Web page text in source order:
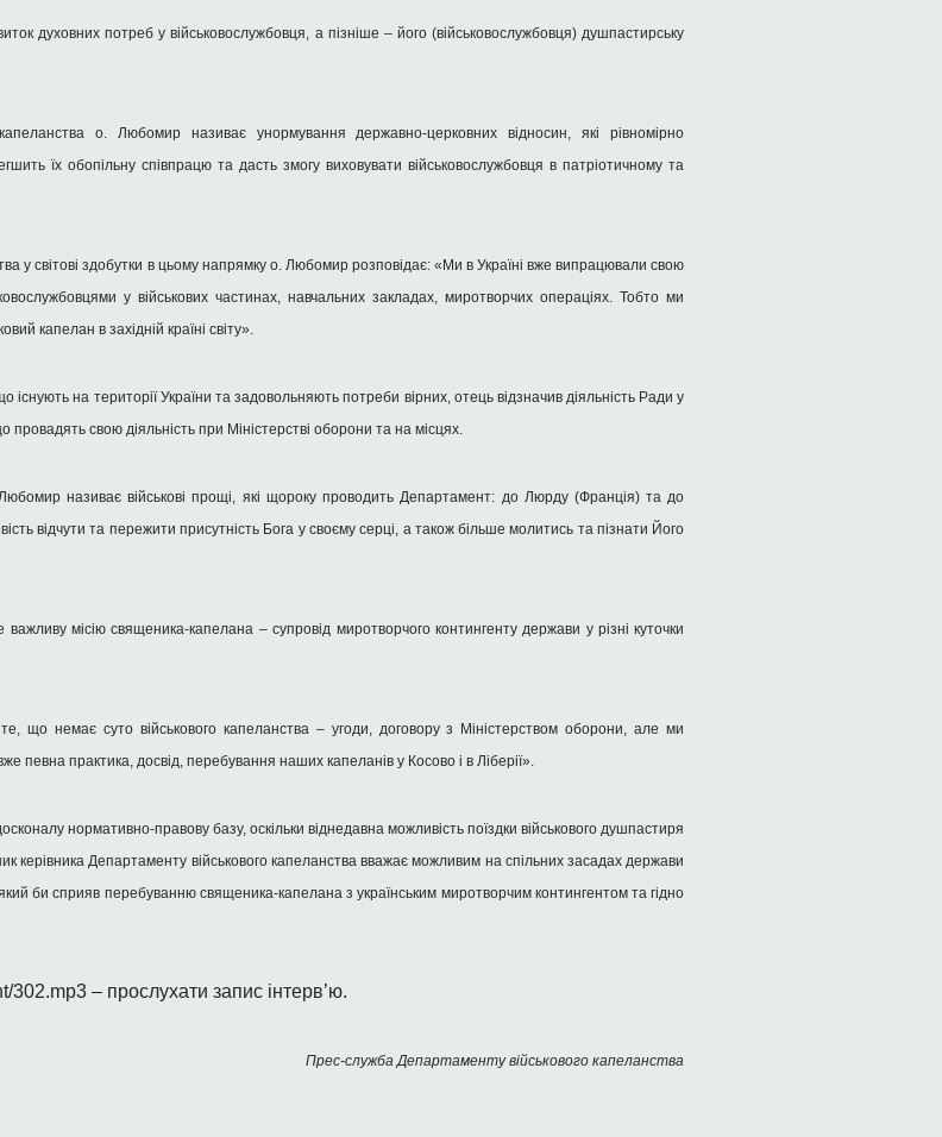
духовних потреб у військовослужбовця, а пізніше – його (військовослужбовця) душпастирську
о. Любомир називає унормування державно-церковних відносин, які рівномірно
їх обопільну співпрацю та дасть змогу виховувати військовослужбовця в патріотичному та
у світові здобутки в цьому напрямку о. Любомир розповідає: «Ми в Україні вже випрацювали свою
у військових частинах, навчальних закладах, миротворчих операціях. Тобто ми
капелан в західній країні світу».
існують на території України та задовольняють потреби вірних, отець відзначив діяльність Ради у
провадять свою діяльність при Міністерстві оборони та на місцях.
називає військові прощі, які щороку проводить Департамент: до Люрду (Франція) та до
відчути та пережити присутність Бога у своєму серці, а також більше молитись та пізнати Його
місію священика-капелана – супровід миротворчого контингенту держави у різні куточки
що немає суто військового капеланства – угоди, договору з Міністерством оборони, але ми
певна практика, досвід, перебування наших капеланів у Косово і в Ліберії».
нормативно-правову базу, оскільки віднедавна можливість поїздки військового душпастиря
керівника Департаменту військового капеланства вважає можливим на спільних засадах держави
би сприяв перебуванню священика-капелана з українським миротворчим контингентом та гідно
– прослухати запис інтерв’ю.
Прес-служба Департаменту військового капеланства